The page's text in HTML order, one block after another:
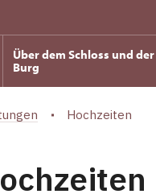
Über dem Schloss und der
Burg
Hochzeiten